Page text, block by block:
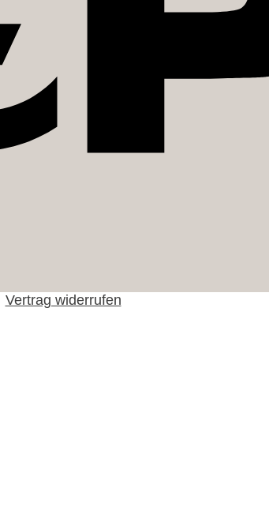
Vertrag widerrufen